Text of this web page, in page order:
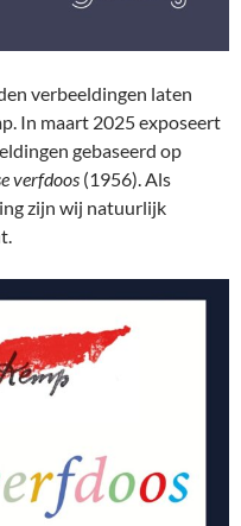
verbeeldingen laten
In maart 2025 exposeert
gebaseerd op
verfdoos (1956). Als
zijn wij natuurlijk